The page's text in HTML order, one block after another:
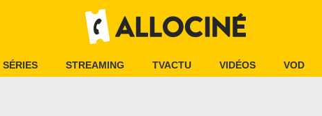
SÉRIES STREAMING TVACTU VIDÉOS VOD